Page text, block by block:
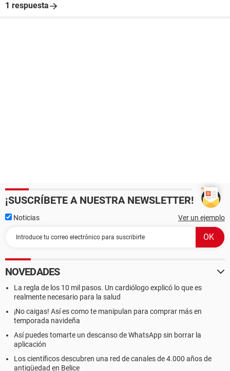
1 respuesta
¡SUSCRÍBETE A NUESTRA NEWSLETTER!
Noticias Ver un ejemplo
NOVEDADES
La regla de los 10 mil pasos. Un cardiólogo explicó lo que es
realmente necesario para la salud
¡No caigas! Así es como te manipulan para comprar más en
temporada navideña
Así puedes tomarte un descanso de WhatsApp sin borrar la
aplicación
Los científicos descubren una red de canales de 4.000 años de
antigüedad en Belice